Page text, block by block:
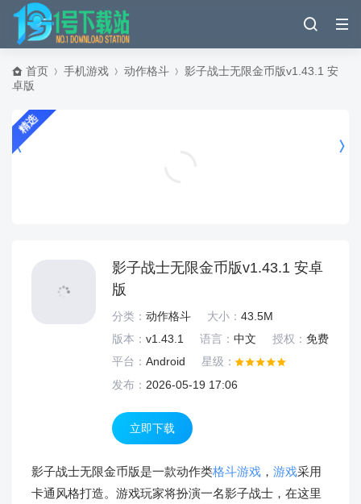
首页 手机游戏 动作格斗
影子战士无限金币版v1.43.1 安
卓版
精选
影子战士无限金币版v1.43.1 安卓
版
分类： 动作格斗 大小： 43.5M
版本： v1.43.1 语言： 中文 授权： 免费
平台： Android
星级：
发布： 2026-05-19 17:06
立即下载
影子战士无限金币版是一款动作类格斗游戏 ， 游戏采用
卡通风格打造。游戏玩家将扮演一名影子战士，在这里